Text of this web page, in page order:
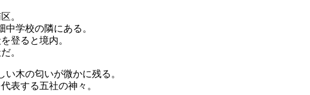
。
学校の隣にある。
登ると境内。
。
木の匂いが微かに残る。
表する五社の神々。